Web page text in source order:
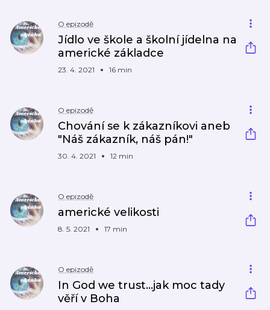
O epizodě
Jídlo ve škole a školní jídelna na
americké základce
23. 4. 2021 16 min
O epizodě
Chování se k zákazníkovi aneb
"Náš zákazník, náš pán!"
30. 4. 2021 12 min
O epizodě
americké velikosti
8. 5. 2021 17 min
O epizodě
In God we trust...jak moc tady
věří v Boha